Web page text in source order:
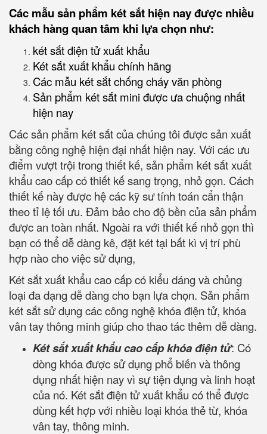
Các mẫu sản phẩm két sắt hiện nay được nhiều
khách hàng quan tâm khi lựa chọn như:
két sắt điện tử xuất khẩu
Két sắt xuất khẩu chính hãng
Các mẫu két sắt chống cháy văn phòng
Sản phẩm két sắt mini được ưa chuộng nhất
hiện nay
Các sản phẩm két sắt của chúng tôi được sản xuất
bằng công nghệ hiện đại nhất hiện nay. Với các ưu
điểm vượt trội trong thiết kế, sản phẩm két sắt xuất
khẩu cao cấp có thiết kế sang trọng, nhỏ gọn. Cách
thiết kế này được hệ các kỹ sư tính toán cẩn thận
theo tỉ lệ tối ưu. Đảm bảo cho độ bền của sản phẩm
được an toàn nhất. Ngoài ra với thiết kế nhỏ gọn thì
bạn có thể dễ dàng kê, đặt két tại bất kì vị trí phù
hợp nào cho việc sử dụng,
Két sắt xuất khẩu cao cấp có kiểu dáng và chủng
loại đa dạng dễ dàng cho bạn lựa chọn. Sản phẩm
két sắt sử dụng các công nghệ khóa điện tử, khóa
vân tay thông minh giúp cho thao tác thêm dễ dàng.
Két sắt xuất khẩu cao cấp khóa điện tử: Có
dòng khóa được sử dụng phổ biến và thông
dụng nhất hiện nay vì sự tiện dụng và linh hoạt
của nó. Két sắt điện tử xuất khẩu có thể được
dùng kết hợp với nhiều loại khóa thẻ từ, khóa
vân tay, thông minh.